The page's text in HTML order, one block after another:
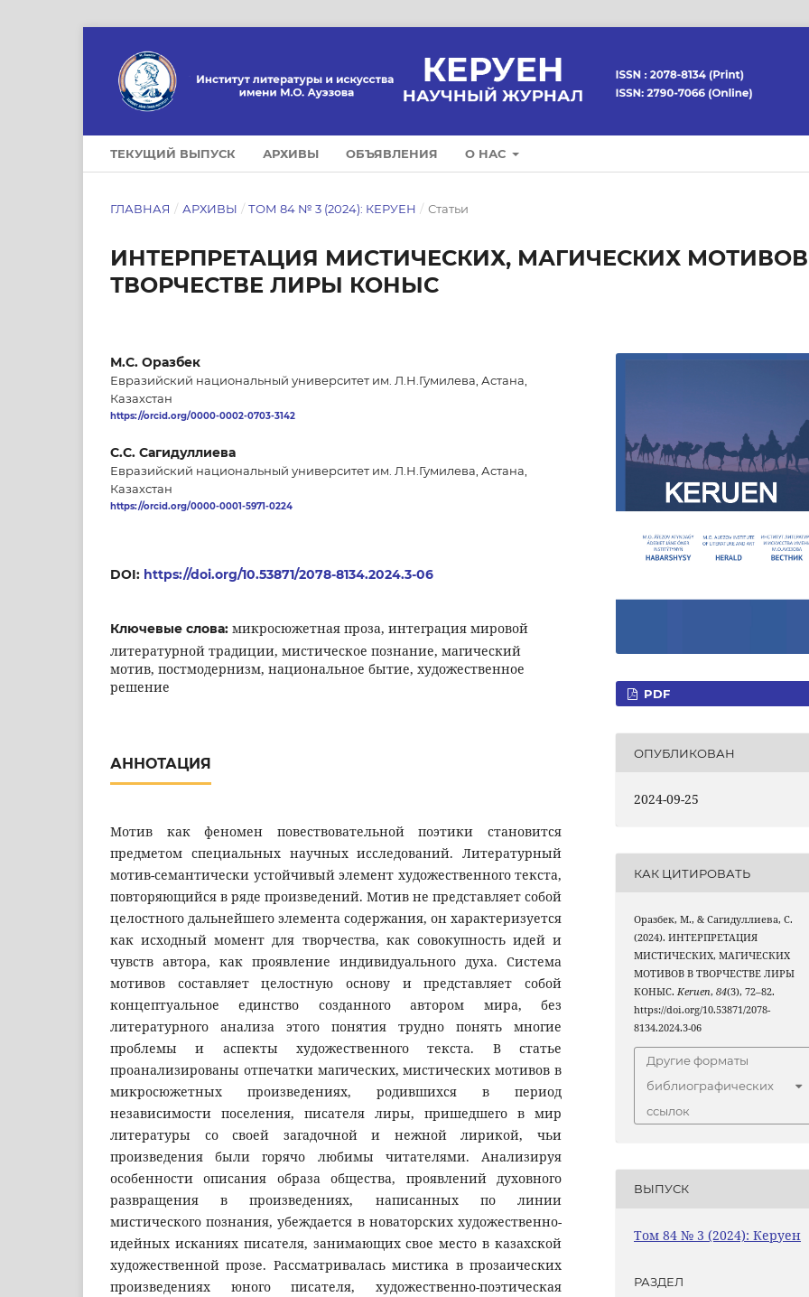
ТЕКУЩИЙ ВЫПУСК АРХИВЫ ОБЪЯВЛЕНИЯ О НАС
ГЛАВНАЯ / АРХИВЫ / ТОМ 84 № 3 (2024): КЕРУЕН / Статьи
ИНТЕРПРЕТАЦИЯ МИСТИЧЕСКИХ, МАГИЧЕСКИХ
ТВОРЧЕСТВЕ ЛИРЫ КОНЫС
М.С. Оразбек
Евразийский национальный университет им. Л.Н.Гумилева, Астана,
Казахстан
https://orcid.org/0000-0002-0703-3142
С.C. Сагидуллиева
Евразийский национальный университет им. Л.Н.Гумилева, Астана,
Казахстан
https://orcid.org/0000-0001-5971-0224
DOI: https://doi.org/10.53871/2078-8134.2024.3-06
Ключевые слова: микросюжетная проза, интеграция мировой
литературной традиции, мистическое познание, магический
мотив, постмодернизм, национальное бытие, художественное
решение
АННОТАЦИЯ
Мотив как феномен повествовательной поэтики становится
предметом специальных научных исследований. Литературный
мотив-семантически устойчивый элемент художественного текста,
повторяющийся в ряде произведений. Мотив не представляет собой
целостного дальнейшего элемента содержания, он характеризуется
как исходный момент для творчества, как совокупность идей и
чувств автора, как проявление индивидуального духа. Система
мотивов составляет целостную основу и представляет собой
концептуальное единство созданного автором мира, без
литературного анализа этого понятия трудно понять многие
проблемы и аспекты художественного текста. В статье
проанализированы отпечатки магических, мистических мотивов в
микросюжетных произведениях, родившихся в период
независимости поселения, писателя лиры, пришедшего в мир
литературы co своей загадочной и нежной лирикой, чьи
произведения были горячо любимы читателями. Анализируя
особенности описания образа общества, проявлений духовного
развращения в произведениях, написанных по линии
мистического познания, убеждается в новаторских художественно-
идейных исканиях писателя, занимающих свое место в казахской
художественной прозе. Рассматривалась мистика в прозаических
произведениях юного писателя, художественно-поэтическая
PDF
ОПУБЛИКОВАН
2024-09-25
КАК ЦИТИРОВАТЬ
Оразбек, М., & Сагидуллиева, С.
(2024). ИНТЕРПРЕТАЦИЯ
МИСТИЧЕСКИХ, МАГИЧЕСКИХ
МОТИВОВ В ТВОРЧЕСТВЕ ЛИРЫ
КОНЫС.Keruen,84(3), 72–82.
https://doi.org/10.53871/2078-
8134.2024.3-06
Другие форматы
библиографических
ссылок
ВЫПУСК
Том 84 № 3 (2024): Керуен
РАЗДЕЛ